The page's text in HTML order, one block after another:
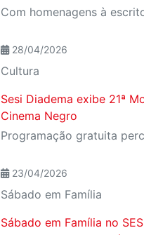
28/04/2026
Cultura
Sesi Diadema exibe 21ª
Cinema Negro
23/04/2026
Sábado em Família
Sábado em Família no